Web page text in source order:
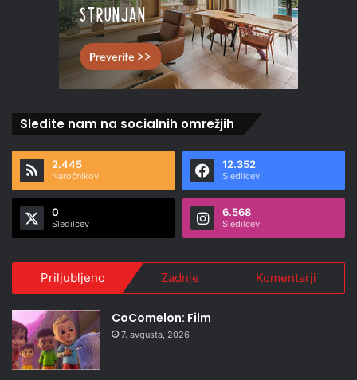
Sledite nam na socialnih omrežjih
2.445
Naročnikov
12.352
Sledilcev
0
Sledilcev
6.568
Sledilcev
Priljubljeno Zadnje Komentarji
CoComelon: Film
7. avgusta, 2026